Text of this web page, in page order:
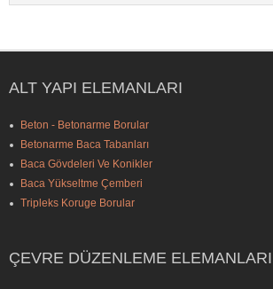
ALT YAPI ELEMANLARI
Beton - Betonarme Borular
Betonarme Baca Tabanları
Baca Gövdeleri Ve Konikler
Baca Yükseltme Çemberi
Tripleks Koruge Borular
ÇEVRE DÜZENLEME ELEMANLARI